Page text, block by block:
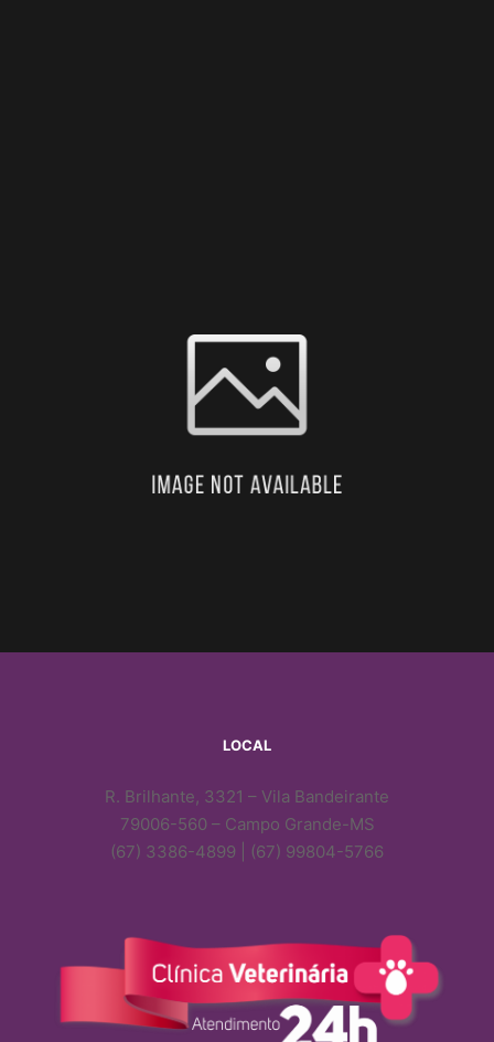
LOCAL
R. Brilhante, 3321 – Vila Bandeirante
79006-560 – Campo Grande-MS
(67) 3386-4899 | (67) 99804-5766